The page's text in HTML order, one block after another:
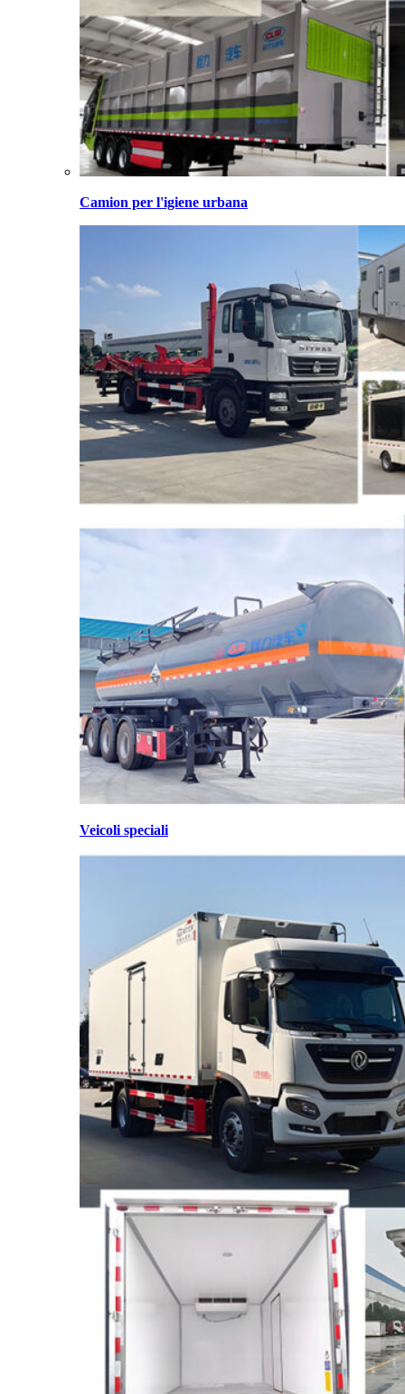
Camion per l'igiene urbana
Veicoli speciali